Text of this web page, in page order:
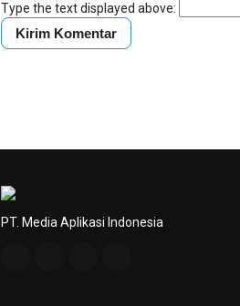
Type the text displayed above:
PT. Media Aplikasi Indonesia